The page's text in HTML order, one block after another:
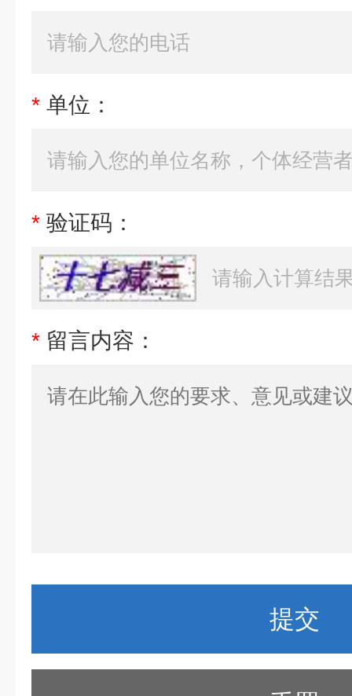
* 单位：
* 验证码：
* 留言内容：